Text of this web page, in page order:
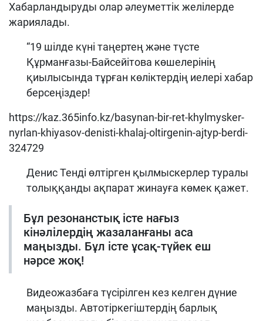
Хабарландыруды олар әлеуметтік желілерде
жариялады.
“19 шілде күні таңертең және түсте
Құрманғазы-Байсейітова көшелерінің
қиылысында тұрған көліктердің иелері хабар
берсеңіздер!
https://kaz.365info.kz/basynan-bir-ret-khylmysker-
nyrlan-khiyasov-denisti-khalaj-oltirgenin-ajtyp-berdi-
324729
Денис Тенді өлтірген қылмыскерлер туралы
толыққанды ақпарат жинауға көмек қажет.
Бұл резонанстық істе нағыз
кінәлілердің жазаланғаны аса
маңызды. Бұл істе ұсақ-түйек еш
нәрсе жоқ!
Видеожазбаға түсірілген кез келген дүние
маңызды. Автотіркегіштердің барлық